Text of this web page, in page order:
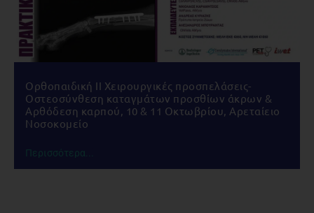
Ορθοπαιδική IΙ Χειρουργικές προσπελάσεις-
Οστεοσύνθεση καταγμάτων προσθίων άκρων &
Αρθόδεση καρπού, 10 & 11 Οκτωβρίου, Αρεταίειο
Νοσοκομείο
Περισσότερα...